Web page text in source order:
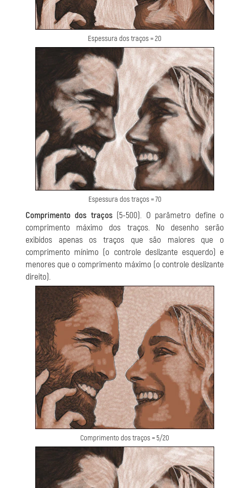
Espessura dos traços = 20
Espessura dos traços = 70
Comprimento dos traços(5-500). O parâmetro define o
comprimento máximo dos traços. No desenho serão
exibidos apenas os traços que são maiores que o
comprimento mínimo (o controle deslizante esquerdo) e
menores que o comprimento máximo (o controle deslizante
direito).
Comprimento dos traços = 5/20